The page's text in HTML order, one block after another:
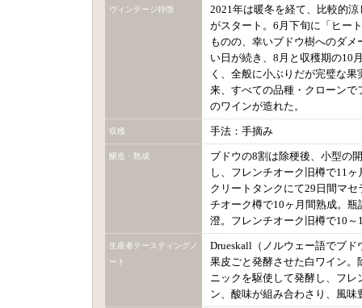
ヴィンテージ特徴
2021年は暖冬を経て、比較的
がスタート。6月下旬に「ヒー
ものの、幸いブドウ樹へのダ
い日が続き、8月と収穫期の10
く、全般に小ぶりだが完璧な
来、すべての品種・クローン
のワインが造れた。
収穫 手法：手摘み
醸造・熟成
ブドウの8割は除梗後、小型の
し、フレンチオーク旧樽で11
クリートタンクにて29日間マ
チオーク樽で10ヶ月間熟成。
澄。フレンチオーク旧樽で10～
生産者テースティングノ
ート
Drueskall（ノルウェー語でブ
果皮ごと発酵させた白ワイン
ニックを駆使して発酵し、フ
ン、酸味が組み合わさり、風味